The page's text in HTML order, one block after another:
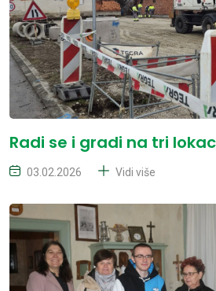
Radi se i gradi na tri
03.02.2026 Vidi više